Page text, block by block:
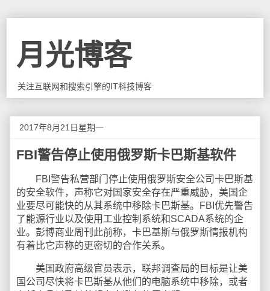
月光博客
关注互联网和搜索引擎的IT科技博客
2017年8月21日星期一
FBI警告停止使用俄罗斯卡巴斯基软件
FBI警告私营部门停止使用俄罗斯安全公司卡巴斯基
的安全软件，声称它对国家安全存在严重威胁，美国企
业要尽可能快的从其系统中移除卡巴斯基。FBI优先警告
了能源行业以及使用工业控制系统和SCADA系统的企
业。彭博商业周刊此前称，卡巴基斯与俄罗斯情报机构
有着比它声称的更密切的合作关系。
美国政府高级官员表示，联邦调查局的目标是让美
国公司尽快将卡巴斯基从他们的电脑系统中移除，或者